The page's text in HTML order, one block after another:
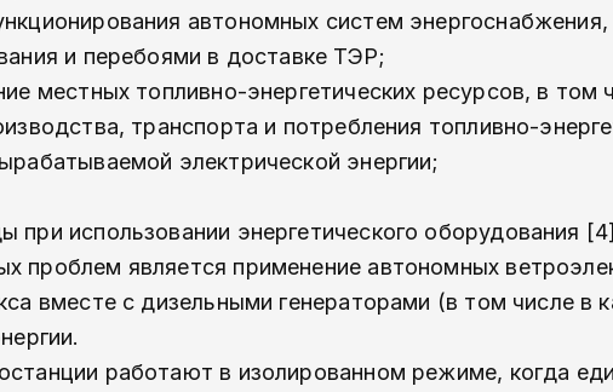
автономных систем
и перебоями в доставке ТЭР;
местных топливно-­энергетических ресурсов, в том
транспорта и потребления топливно-­
электрической энергии;
использовании энергетического оборудования
проблем является применение автономных
вместе с дизельными генераторами (в том числе в
работают в изолированном режиме, когда